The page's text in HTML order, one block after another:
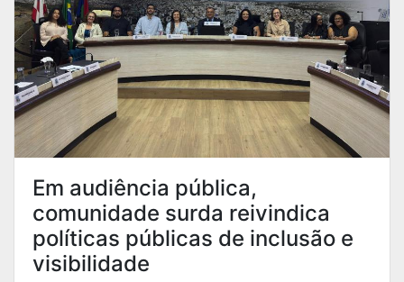
Em audiência pública,
comunidade surda reivindica
políticas públicas de inclusão e
visibilidade